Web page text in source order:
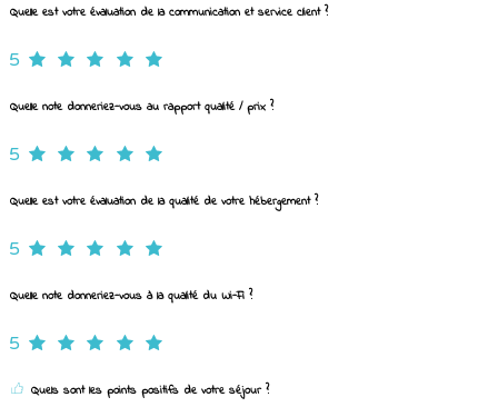
Quelle est votre évaluation de la communication et service client ?
5
Quelle note donneriez-vous au rapport qualité / prix ?
5
Quelle est votre évaluation de la qualité de votre hébergement ?
5
Quelle note donneriez-vous à la qualité du Wi-Fi ?
5
Quels sont les points positifs de votre séjour ?